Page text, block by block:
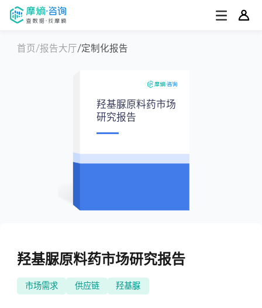
首页 报告大厅 定制化报告
羟基脲原料药市场
研究报告
羟基脲原料药市场研究报告
市场需求 供应链 羟基脲